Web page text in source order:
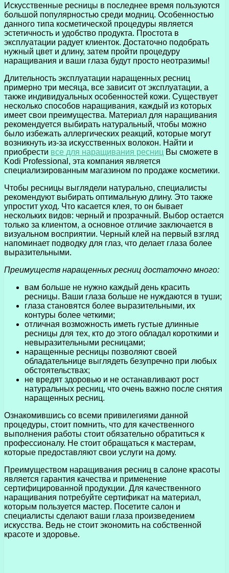
Искусственные ресницы в последнее время пользуются
большой популярностью среди модниц. Особенностью
данного типа косметической процедуры является
эстетичность и удобство продукта. Простота в
эксплуатации радует клиенток. Достаточно подобрать
нужный цвет и длину, затем пройти процедуру
наращивания и ваши глаза будут просто неотразимы!
Длительность эксплуатации наращенных ресниц
примерно три месяца, все зависит от эксплуатации, а
также индивидуальных особенностей кожи. Существует
несколько способов наращивания, каждый из которых
имеет свои преимущества. Материал для наращивания
рекомендуется выбирать натуральный, чтобы можно
было избежать аллергических реакций, которые могут
возникнуть из-за искусственных волокон. Найти и
приобрести все для наращивания ресниц Вы сможете в
Kodi Professional, эта компания является
специализированным магазином по продаже косметики.
Чтобы ресницы выглядели натурально, специалисты
рекомендуют выбирать оптимальную длину. Это также
упростит уход. Что касается клея, то он бывает
нескольких видов: черный и прозрачный. Выбор остается
только за клиентом, а основное отличие заключается в
визуальном восприятии. Черный клей на первый взгляд
напоминает подводку для глаз, что делает глаза более
выразительными.
Преимуществ наращенных ресниц достаточно много:
вам больше не нужно каждый день красить
ресницы. Ваши глаза больше не нуждаются в туши;
глаза становятся более выразительными, их
контуры более четкими;
отличная возможность иметь густые длинные
ресницы для тех, кто до этого обладал короткими и
невыразительными ресницами;
наращенные ресницы позволяют своей
обладательнице выглядеть безупречно при любых
обстоятельствах;
не вредят здоровью и не останавливают рост
натуральных ресниц, что очень важно после снятия
наращенных ресниц.
Ознакомившись со всеми привилегиями данной
процедуры, стоит помнить, что для качественного
выполнения работы стоит обязательно обратиться к
профессионалу. Не стоит обращаться к мастерам,
которые предоставляют свои услуги на дому.
Преимуществом наращивания ресниц в салоне красоты
является гарантия качества и применение
сертифицированной продукции. Для качественного
наращивания потребуйте сертификат на материал,
которым пользуется мастер. Посетите салон и
специалисты сделают ваши глаза произведением
искусства. Ведь не стоит экономить на собственной
красоте и здоровье.